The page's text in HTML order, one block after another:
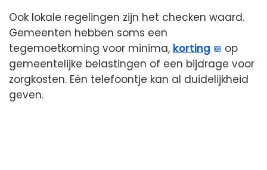
Ook lokale regelingen zijn het checken waard.
Gemeenten hebben soms een
tegemoetkoming voor minima, korting
op
gemeentelijke belastingen of een bijdrage voor
zorgkosten. Eén telefoontje kan al duidelijkheid
geven.